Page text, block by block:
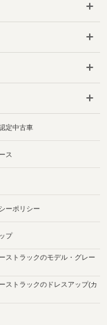
定中古車
ス
ーポリシー
プ
ストラックのモデル・グレー
ストラックのドレスアップ(カ